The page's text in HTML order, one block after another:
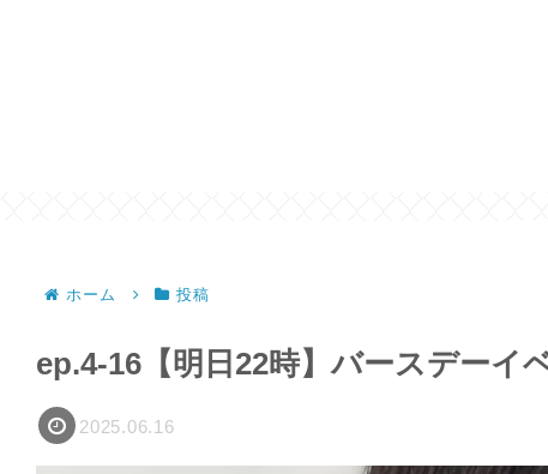
ホーム 投稿
ep.4-16【明日22時】バースデーイ
2025.06.16